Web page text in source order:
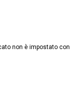
non è impostato con